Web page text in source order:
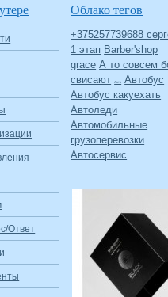
Ответ
Облако тегов
+375257739688
1 этап Barber'shop
grace А то совсем
свисают
Авто
Автобус
Автобус какуехать
Автоледи
Автомобильные
грузоперевозки
Автосервис